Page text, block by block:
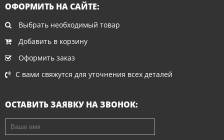
ОФОРМИТЬ НА САЙТЕ:
Выбрать необходимый товар
Добавить в корзину
Оформить заказ
С вами свяжутся для уточнения всех деталей
ОСТАВИТЬ ЗАЯВКУ НА ЗВОНОК:
Ваше имя